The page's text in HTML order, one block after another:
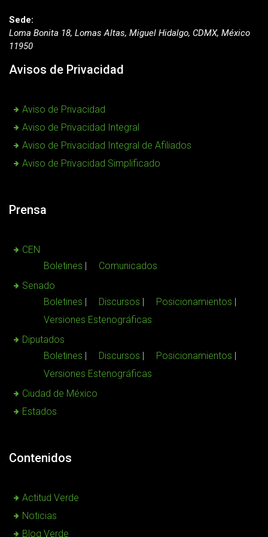
Sede:
Loma Bonita 18, Lomas Altas, Miguel Hidalgo, CDMX, México
11950
Avisos de Privacidad
Aviso de Privacidad
Aviso de Privacidad Integral
Aviso de Privacidad Integral de Afiliados
Aviso de Privacidad Simplificado
Prensa
CEN
Boletines
Comunicados
Senado
Boletines
Discursos
Posicionamientos
Versiones Estenográficas
Diputados
Boletines
Discursos
Posicionamientos
Versiones Estenográficas
Ciudad de México
Estados
Contenidos
Actitud Verde
Noticias
Blog Verde